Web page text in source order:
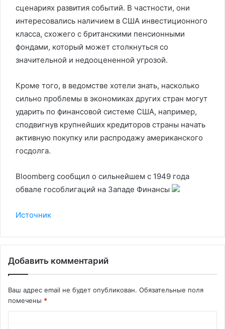
сценариях развития событий. В частности, они
интересовались наличием в США инвестиционного
класса, схожего с британскими пенсионными
фондами, который может столкнуться со
значительной и недооцененной угрозой.
Кроме того, в ведомстве хотели знать, насколько
сильно проблемы в экономиках других стран могут
ударить по финансовой системе США, например,
сподвигнув крупнейших кредиторов страны начать
активную покупку или распродажу американского
госдолга.
Bloomberg сообщил о сильнейшем с 1949 года
обвале гособлигаций на Западе Финансы
Источник
Добавить комментарий
Ваш адрес email не будет опубликован. Обязательные поля
помечены *